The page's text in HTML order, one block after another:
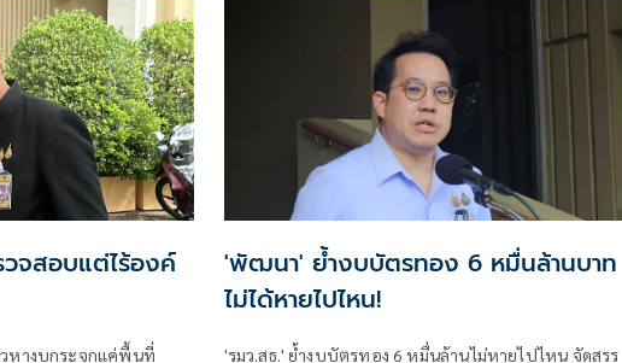
จสอบแต่ไร้องค์
หางบกระจุกแค่พื้นที่
'พัฒนา' ย้ำงบบัตรทอง 6 หมื่นล้านบาท
ไม่ได้หายไปไหน!
'รมว.สธ.' ย้ำงบบัตรทอง 6 หมื่นล้านไม่หายไปไหน จัดสรร